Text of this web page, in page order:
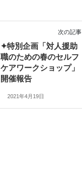
次の記事
✦特別企画「対人援助
職のための春のセルフ
ケアワークショップ」
開催報告
2021年4月19日